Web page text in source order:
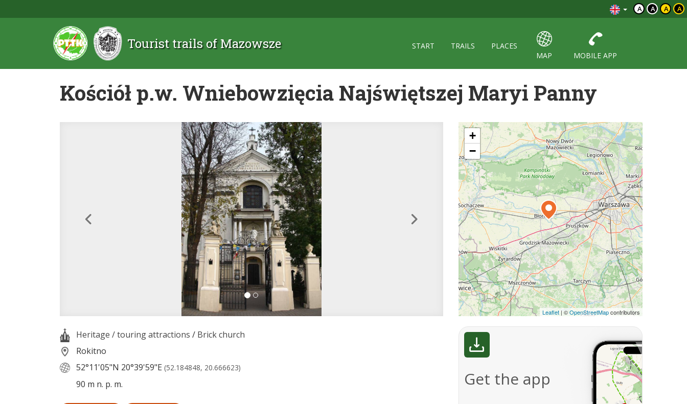
A A A A
Tourist trails of Mazowsze START TRAILS
PLACES
MAP
MOBILE APP
Kościół p.w. Wniebowzięcia Najświętszej Maryi Panny
Heritage / touring attractions / Brick church
Rokitno
52°11'05"N 20°39'59"E (52.184848, 20.666623)
90 m n. p. m.
+
−
Leaflet | ©OpenStreetMapcontributors
Get the app